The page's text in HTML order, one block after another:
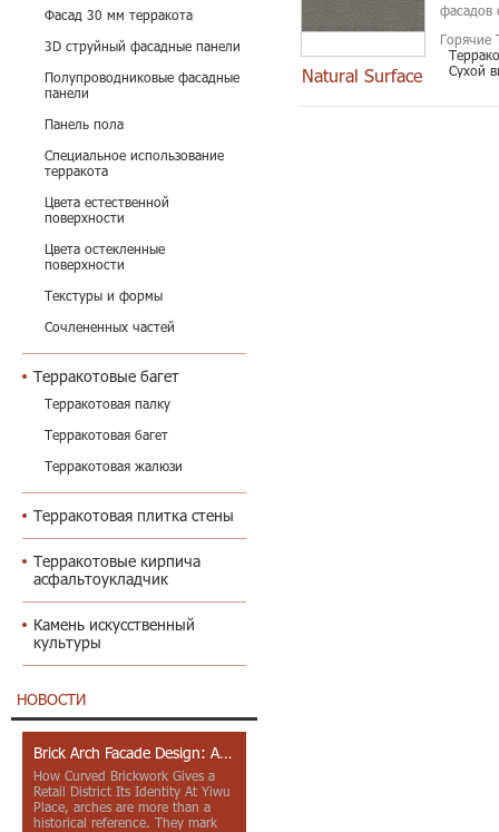
Фасад 30 мм терракота
3D струйный фасадные панели
Полупроводниковые фасадные
панели
Панель пола
Специальное использование
терракота
Цвета естественной
поверхности
Цвета остекленные
поверхности
Текстуры и формы
Сочлененных частей
Терракотовые багет
Терракотовая палку
Терракотовая багет
Терракотовая жалюзи
Терракотовая плитка стены
Терракотовые кирпича
асфальтоукладчик
Камень искусственный
культуры
НОВОСТИ
Brick Arch Facade Design: A Closer Look at Yiwu Place
How Curved Brickwork Gives a
Retail District Its Identity At Yiwu
Place, arches are more than a
historical reference. They mark
Natural Surface
фасадов
Горячие
Сухой